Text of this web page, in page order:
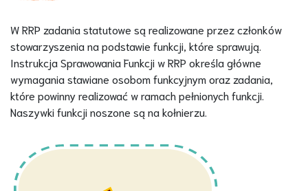
W RRP zadania statutowe są realizowane przez członków
stowarzyszenia na podstawie funkcji, które sprawują.
Instrukcja Sprawowania Funkcji w RRP określa główne
wymagania stawiane osobom funkcyjnym oraz zadania,
które powinny realizować w ramach pełnionych funkcji.
Naszywki funkcji noszone są na kołnierzu.